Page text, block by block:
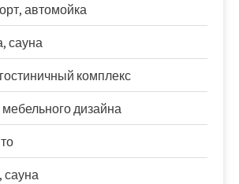
автомойка
сауна
комплекс
дизайна
сауна